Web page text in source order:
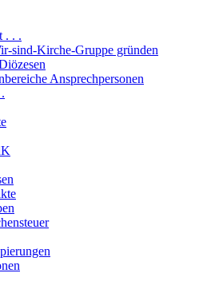
. . .
sind-Kirche-Gruppe gründen
Ansprechpersonen